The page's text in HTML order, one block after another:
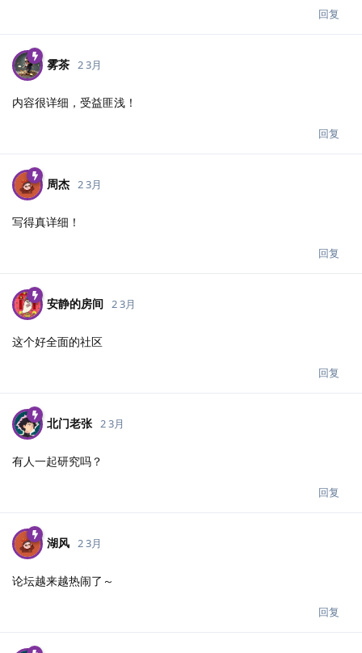
回复
雾茶 2 3月
内容很详细，受益匪浅！
回复
周杰 2 3月
写得真详细！
回复
安静的房间 2 3月
这个好全面的社区
回复
北门老张 2 3月
有人一起研究吗？
回复
湖风 2 3月
论坛越来越热闹了～
回复